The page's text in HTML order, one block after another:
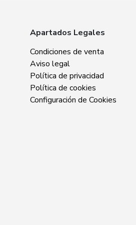
Zabba Area
15707 Santiago
Sin especificar
Apartados Legales
Condiciones de venta
Aviso legal
Política de privacidad
Política de cookies
Configuración de Cookies